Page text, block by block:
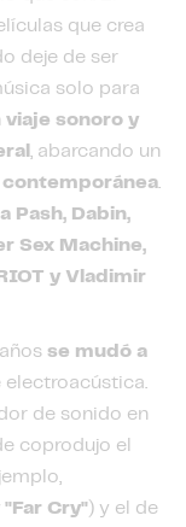
que crea
deje de ser
solo para
viaje sonoro y
, abarcando un
contemporánea.
Pash, Dabin,
Sex Machine,
y Vladimir
se mudó a
electroacústica.
de sonido en
coprodujo el
Cry") y el de